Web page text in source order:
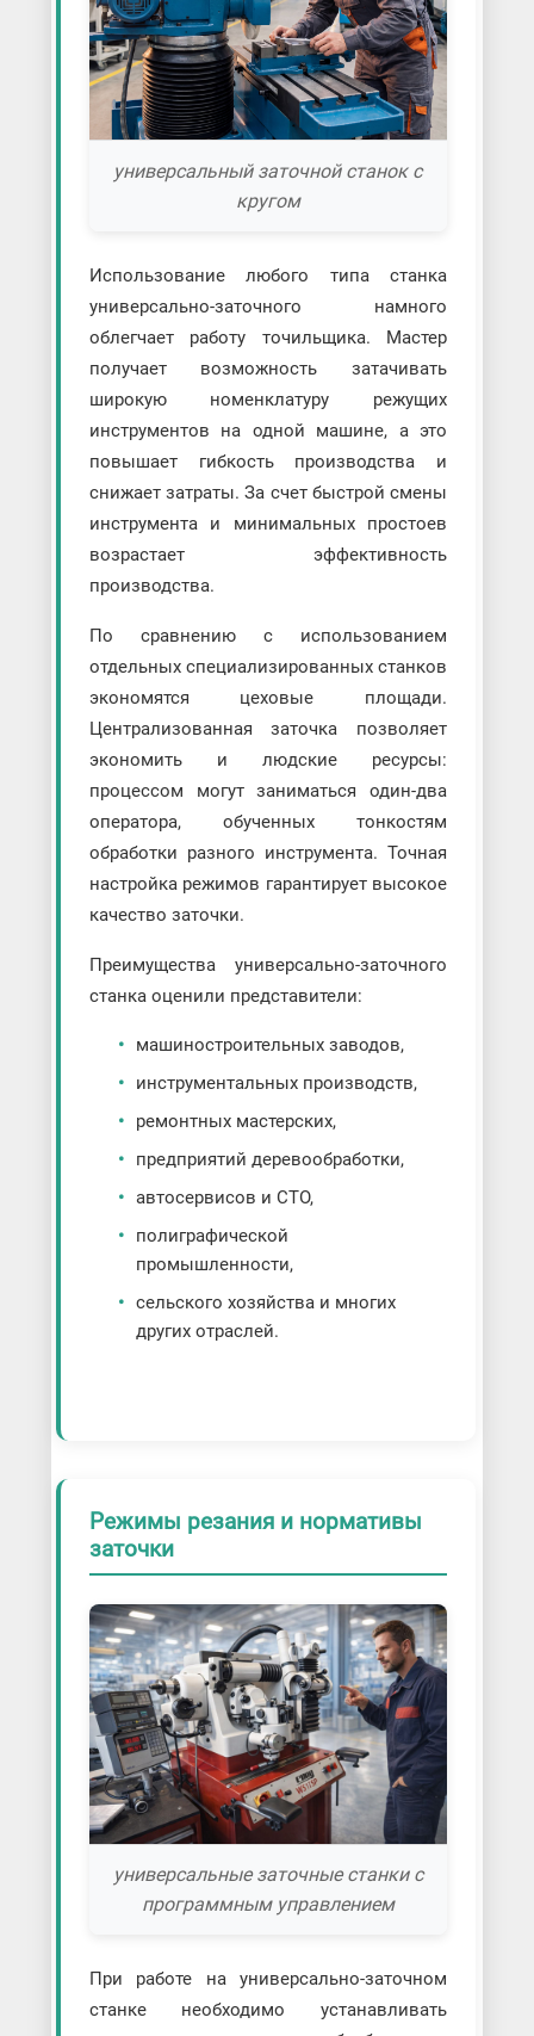
универсальный заточной станок с
кругом
Использование любого типа станка
универсально-заточного намного
облегчает работу точильщика. Мастер
получает возможность затачивать
широкую номенклатуру режущих
инструментов на одной машине, а это
повышает гибкость производства и
снижает затраты. За счет быстрой смены
инструмента и минимальных простоев
возрастает эффективность
производства.
По сравнению с использованием
отдельных специализированных станков
экономятся цеховые площади.
Централизованная заточка позволяет
экономить и людские ресурсы:
процессом могут заниматься один-два
оператора, обученных тонкостям
обработки разного инструмента. Точная
настройка режимов гарантирует высокое
качество заточки.
Преимущества универсально-заточного
станка оценили представители:
машиностроительных заводов,
инструментальных производств,
ремонтных мастерских,
предприятий деревообработки,
автосервисов и СТО,
полиграфической
промышленности,
сельского хозяйства и многих
других отраслей.
Режимы резания и нормативы
заточки
универсальные заточные станки с
программным управлением
При работе на универсально-заточном
станке необходимо устанавливать